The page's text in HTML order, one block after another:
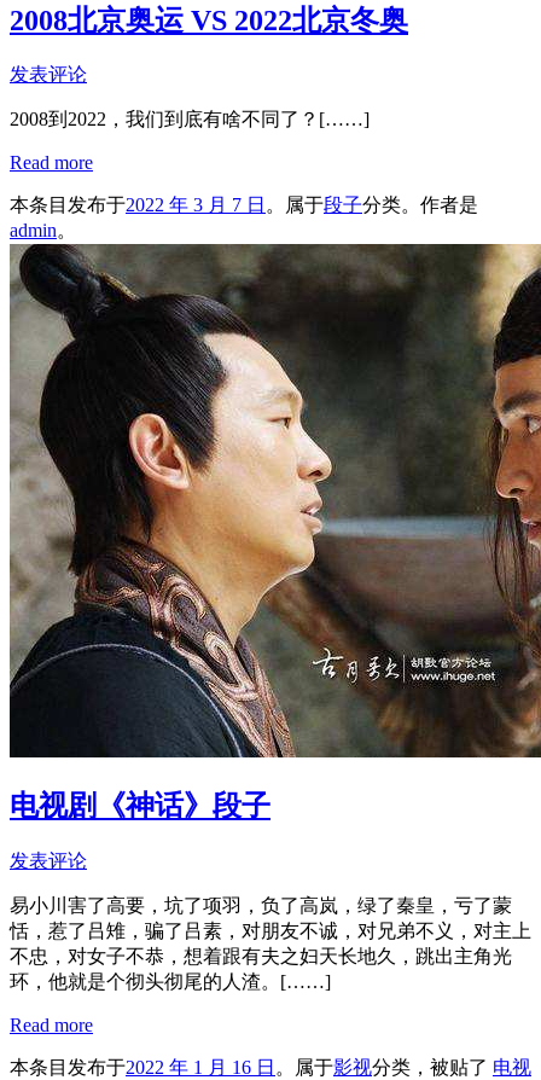
2008北京奥运 VS 2022北京冬奥
发表评论
2008到2022，我们到底有啥不同了？[……]
Read more
本条目发布于2022 年 3 月 7 日 。属于段子分类。 作者是
admin。
电视剧《神话》段子
发表评论
易小川害了高要，坑了项羽，负了高岚，绿了秦皇，亏了蒙
恬，惹了吕雉，骗了吕素，对朋友不诚，对兄弟不义，对主上
不忠，对女子不恭，想着跟有夫之妇天长地久，跳出主角光
环，他就是个彻头彻尾的人渣。 [……]
Read more
本条目发布于2022 年 1 月 16 日 。属于影视分类，被贴了 电视